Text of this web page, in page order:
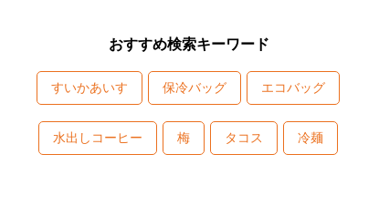
おすすめ検索キーワード
すいかあいす 保冷バッグ エコバッグ
水出しコーヒー 梅 タコス 冷麺